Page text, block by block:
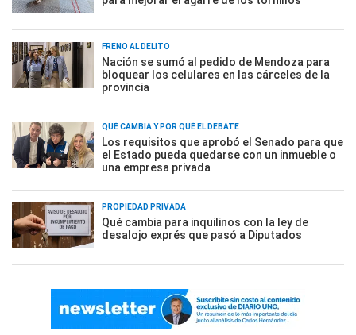
FRENO AL DELITO
Nación se sumó al pedido de Mendoza para
bloquear los celulares en las cárceles de la
provincia
QUÉ CAMBIA Y POR QUÉ EL DEBATE
Los requisitos que aprobó el Senado para que
el Estado pueda quedarse con un inmueble o
una empresa privada
PROPIEDAD PRIVADA
Qué cambia para inquilinos con la ley de
desalojo exprés que pasó a Diputados